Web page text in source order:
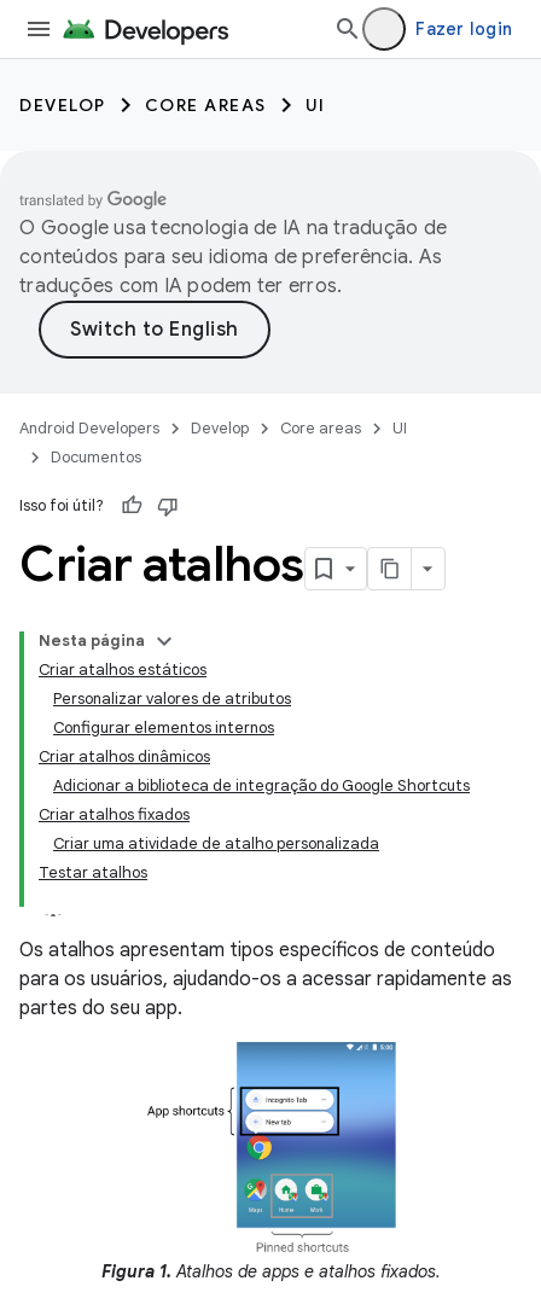
Fazer login
DEVELOP CORE AREAS UI
O Google usa tecnologia de IA na tradução de
conteúdos para seu idioma de preferência. As
traduções com IA podem ter erros.
Android Developers Develop Core areas
UI
Documentos
Isso foi útil?
Criar atalhos
Nesta página
Criar atalhos estáticos
Personalizar valores de atributos
Configurar elementos internos
Criar atalhos dinâmicos
Adicionar a biblioteca de integração do Google Shortcuts
Criar atalhos fixados
Criar uma atividade de atalho personalizada
Testar atalhos
Os atalhos apresentam tipos específicos de conteúdo
para os usuários, ajudando-os a acessar rapidamente as
partes do seu app.
Figura 1. Atalhos de apps e atalhos fixados.